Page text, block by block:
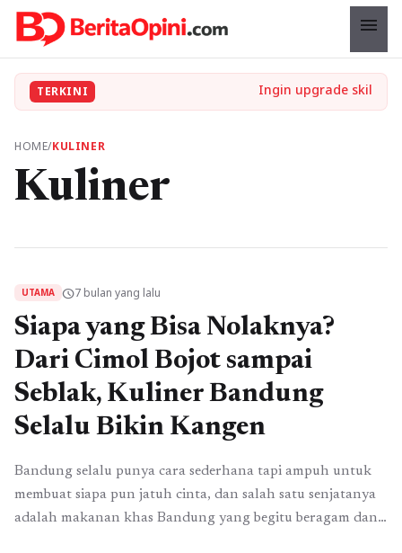
menu
TERKINI
HOME/KULINER
Kuliner
UTAMA schedule7 bulan yang lalu
Siapa yang Bisa Nolaknya?
Dari Cimol Bojot sampai
Seblak, Kuliner Bandung
Selalu Bikin Kangen
Bandung selalu punya cara sederhana tapi ampuh untuk
membuat siapa pun jatuh cinta, dan salah satu senjatanya
adalah makanan khas Bandung yang begitu beragam dan